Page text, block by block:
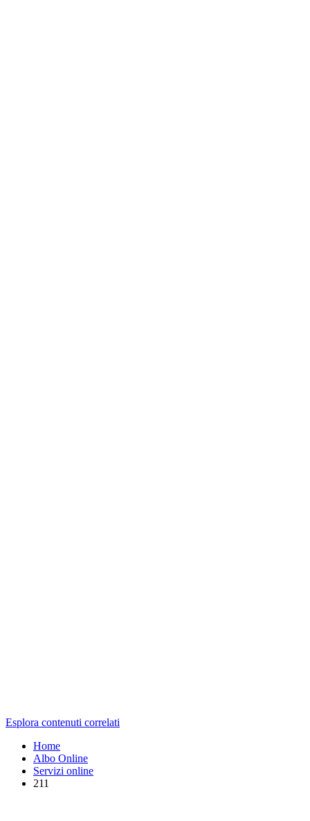
Esplora contenuti correlati
Home
Albo Online
Servizi online
211